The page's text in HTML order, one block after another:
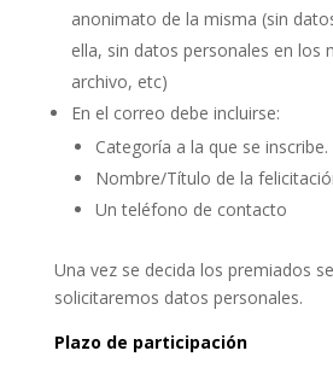
anonimato de la misma (sin
ella, sin datos personales en los
archivo, etc)
En el correo debe incluirse:
Categoría a la que se inscribe.
Nombre/Título de la
Un teléfono de contacto
Una vez se decida los premiados
solicitaremos datos personales.
Plazo de participación